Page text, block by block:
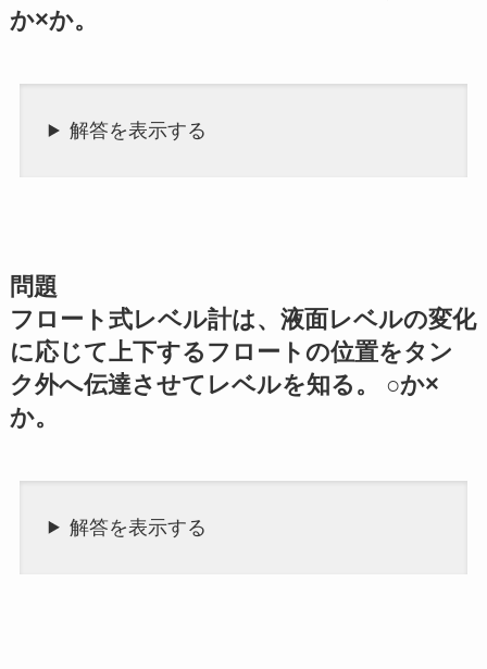
か×か。
解答を表示する
問題
フロート式レベル計は、液面レベルの変化
に応じて上下するフロートの位置をタン
ク外へ伝達させてレベルを知る。 ○か×
か。
解答を表示する